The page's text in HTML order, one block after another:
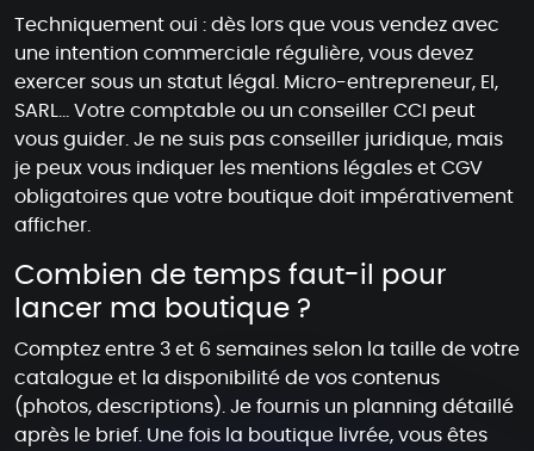
Techniquement oui : dès lors que vous vendez avec
une intention commerciale régulière, vous devez
exercer sous un statut légal. Micro-entrepreneur, EI,
SARL… Votre comptable ou un conseiller CCI peut
vous guider. Je ne suis pas conseiller juridique, mais
je peux vous indiquer les mentions légales et CGV
obligatoires que votre boutique doit impérativement
afficher.
Combien de temps faut-il pour
lancer ma boutique ?
Comptez entre 3 et 6 semaines selon la taille de votre
catalogue et la disponibilité de vos contenus
(photos, descriptions). Je fournis un planning détaillé
après le brief. Une fois la boutique livrée, vous êtes